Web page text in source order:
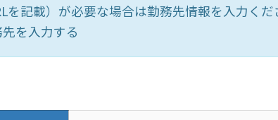
を記載）が必要な場合は勤務先情報を入力くだ
を入力する